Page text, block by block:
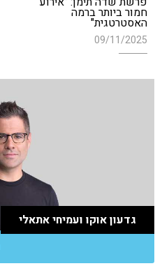
חמור ביותר ברמה
האסטרטגית"
09/11/2025
גדעון אוקו ועמיחי אתאלי